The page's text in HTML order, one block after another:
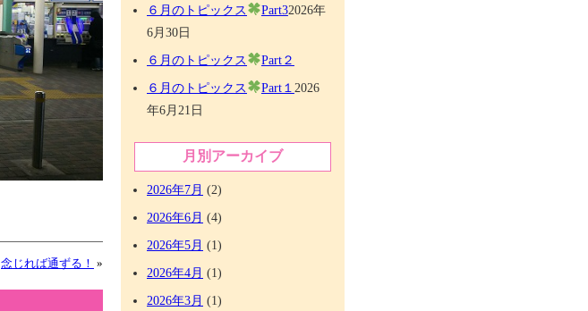
念じれば通ずる！ »
６月のトピックス Part32026年
6月30日
６月のトピックス Part２
６月のトピックス Part１ 2026
年6月21日
月別アーカイブ
2026年7月 (2)
2026年6月 (4)
2026年5月 (1)
2026年4月 (1)
2026年3月 (1)